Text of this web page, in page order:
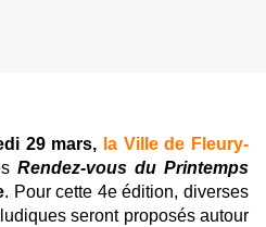
29 mars, la Ville de Fleury-
Rendez-vous du Printemps
. Pour cette 4e édition, diverses
seront proposés autour